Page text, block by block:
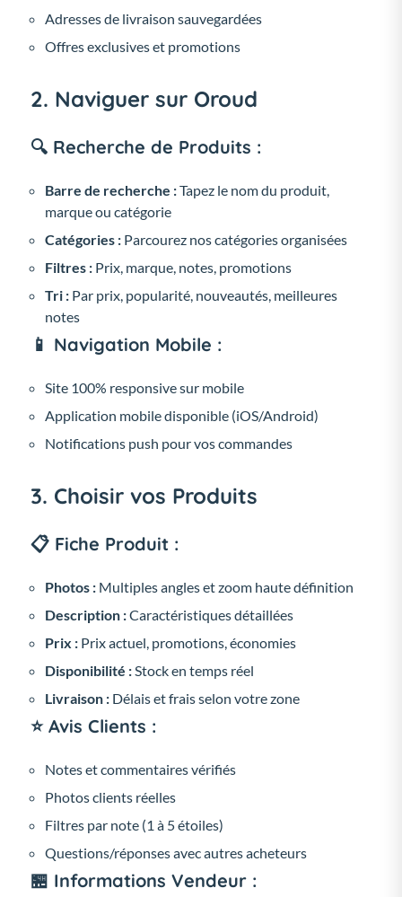
Adresses de livraison sauvegardées
Offres exclusives et promotions
2. Naviguer sur Oroud
🔍 Recherche de Produits :
Barre de recherche :Tapez le nom du produit,
marque ou catégorie
Catégories : Parcourez nos catégories organisées
Filtres : Prix, marque, notes, promotions
Tri : Par prix, popularité, nouveautés, meilleures
notes
📱 Navigation Mobile :
Site 100% responsive sur mobile
Application mobile disponible (iOS/Android)
Notifications push pour vos commandes
3. Choisir vos Produits
📋 Fiche Produit :
Photos : Multiples angles et zoom haute définition
Description :Caractéristiques détaillées
Prix : Prix actuel, promotions, économies
Disponibilité : Stock en temps réel
Livraison : Délais et frais selon votre zone
⭐ Avis Clients :
Notes et commentaires vérifiés
Photos clients réelles
Filtres par note (1 à 5 étoiles)
Questions/réponses avec autres acheteurs
🏪 Informations Vendeur :